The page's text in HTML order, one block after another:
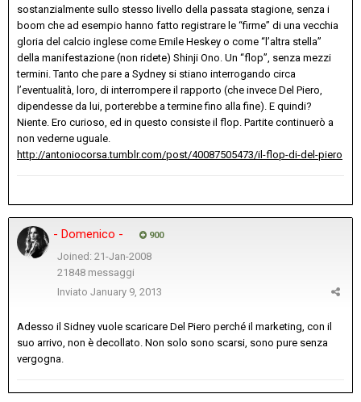
sostanzialmente sullo stesso livello della passata stagione, senza i
boom che ad esempio hanno fatto registrare le “firme” di una vecchia
gloria del calcio inglese come Emile Heskey o come “l’altra stella”
della manifestazione (non ridete) Shinji Ono. Un “flop”, senza mezzi
termini. Tanto che pare a Sydney si stiano interrogando circa
l’eventualità, loro, di interrompere il rapporto (che invece Del Piero,
dipendesse da lui, porterebbe a termine fino alla fine). E quindi?
Niente. Ero curioso, ed in questo consiste il flop. Partite continuerò a
non vederne uguale.
http://antoniocorsa.tumblr.com/post/40087505473/il-flop-di-del-piero
- Domenico - 900
Joined: 21-Jan-2008
21848 messaggi
Inviato January 9, 2013
Adesso il Sidney vuole scaricare Del Piero perché il marketing, con il
suo arrivo, non è decollato. Non solo sono scarsi, sono pure senza
vergogna.